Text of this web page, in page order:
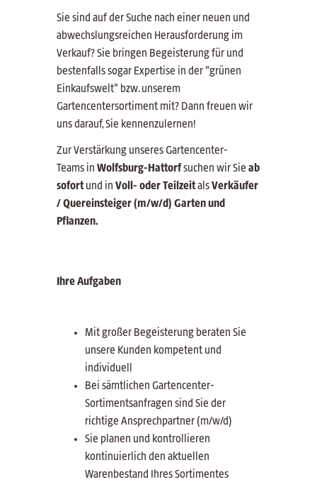
Sie sind auf der Suche nach einer neuen und
abwechslungsreichen Herausforderung im
Verkauf? Sie bringen Begeisterung für und
bestenfalls sogar Expertise in der "grünen
Einkaufswelt" bzw. unserem
Gartencentersortiment mit? Dann freuen wir
uns darauf, Sie kennenzulernen!
Zur Verstärkung unseres Gartencenter-
Teams in Wolfsburg-Hattorfsuchen wir Sie ab
sofortund in Voll- oder TeilzeitalsVerkäufer
/ Quereinsteiger (m/w/d) Garten und
Pflanzen.
Ihre Aufgaben
Mit großer Begeisterung beraten Sie
unsere Kunden kompetent und
individuell
Bei sämtlichen Gartencenter-
Sortimentsanfragen sind Sie der
richtige Ansprechpartner (m/w/d)
Sie planen und kontrollieren
kontinuierlich den aktuellen
Warenbestand Ihres Sortimentes